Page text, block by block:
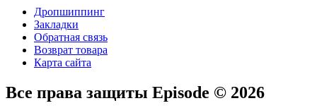
Дропшиппинг
Закладки
Обратная связь
Возврат товара
Карта сайта
Все права защиты Episode © 2026